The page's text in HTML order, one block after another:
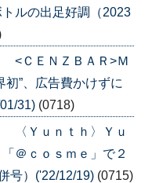
ルの出足好調（2023
<ＣＥＮＺＢＡＲ>Ｍ
初”、広告費かけずに
31) (0718)
〈Ｙｕｎｔｈ〉Ｙｕ
＠ｃｏｓｍｅ」で２
号）('22/12/19) (0715)